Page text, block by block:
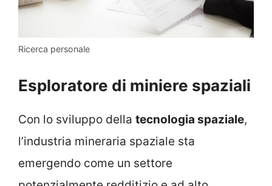
Ricerca personale
Esploratore di miniere spaziali
Con lo sviluppo della tecnologia spaziale,
l’industria mineraria spaziale sta
emergendo come un settore